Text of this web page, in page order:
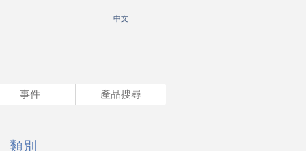
​中文
事件 產品搜尋
類別